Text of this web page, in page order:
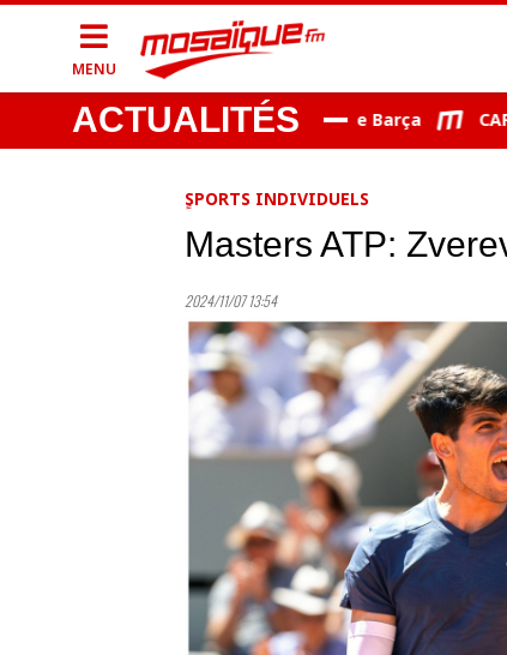
MENU
ACTUALITÉS
Real Madrid, Rodri aurait choisi le Barça CAFCL
ٍSPORTS INDIVIDUELS
Masters ATP:
2024/11/07 13:54